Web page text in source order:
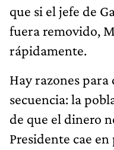
que si el jefe de
fuera removido,
rápidamente.
Hay razones
secuencia: la
de que el dinero
Presidente cae